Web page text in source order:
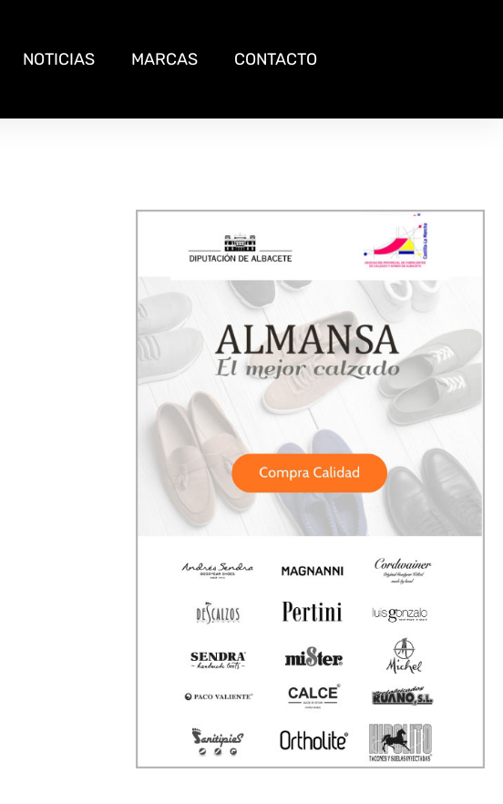
NOTICIAS MARCAS CONTACTO